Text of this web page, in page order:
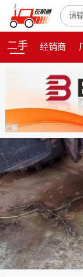
二手 经销商
广告